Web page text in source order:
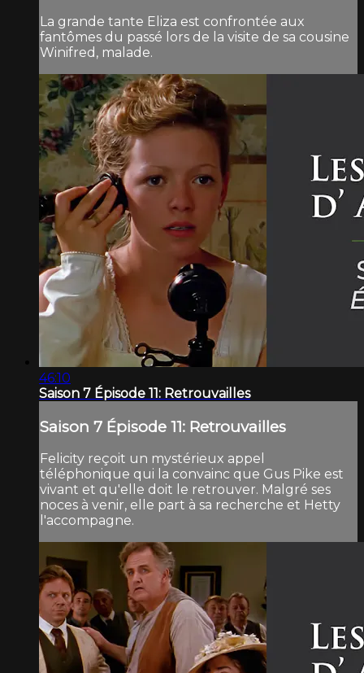
La grande tante Eliza est confrontée aux
fantômes du passé lors de la visite de sa cousine
Winifred, malade.
46:10
Saison 7 Épisode 11: Retrouvailles
Saison 7 Épisode 11: Retrouvailles
Felicity reçoit un mystérieux appel
téléphonique qui la convainc que Gus Pike est
vivant et qu'elle doit le retrouver. Malgré ses
noces à venir, elle part à sa recherche et Hetty
l'accompagne.